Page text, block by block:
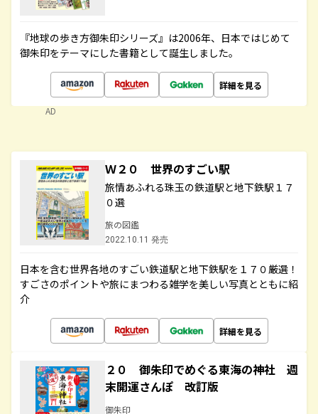
『地球の歩き方御朱印シリーズ』は2006年、日本ではじめて
御朱印をテーマにした書籍として誕生しました。
詳細を見る
AD
Ｗ２０ 世界のすごい駅
旅情あふれる珠玉の鉄道駅と地下鉄駅１７
０選
旅の図鑑
2022.10.11 発売
日本を含む世界各地のすごい鉄道駅と地下鉄駅を１７０厳選！
すごさのポイントや旅にまつわる雑学を美しい写真とともに紹
介
詳細を見る
２０ 御朱印でめぐる東海の神社 週
末開運さんぽ 改訂版
御朱印